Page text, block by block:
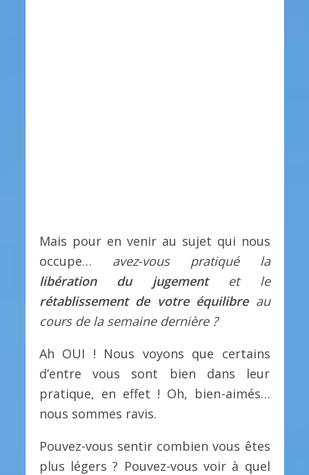
Mais pour en venir au sujet qui nous
occupe… avez-vous pratiqué la
libération du jugementet le
rétablissement de votre équilibreau
cours de la semaine dernière ?
Ah OUI ! Nous voyons que certains
d’entre vous sont bien dans leur
pratique, en effet ! Oh, bien-aimés…
nous sommes ravis.
Pouvez-vous sentir combien vous êtes
plus légers ? Pouvez-vous voir à quel